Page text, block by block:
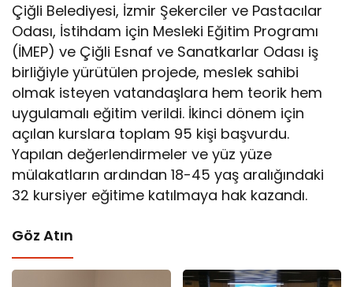
Çiğli Belediyesi, İzmir Şekerciler ve Pastacılar
Odası, İstihdam için Mesleki Eğitim Programı
(İMEP) ve Çiğli Esnaf ve Sanatkarlar Odası iş
birliğiyle yürütülen projede, meslek sahibi
olmak isteyen vatandaşlara hem teorik hem
uygulamalı eğitim verildi. İkinci dönem için
açılan kurslara toplam 95 kişi başvurdu.
Yapılan değerlendirmeler ve yüz yüze
mülakatların ardından 18-45 yaş aralığındaki
32 kursiyer eğitime katılmaya hak kazandı.
Göz Atın